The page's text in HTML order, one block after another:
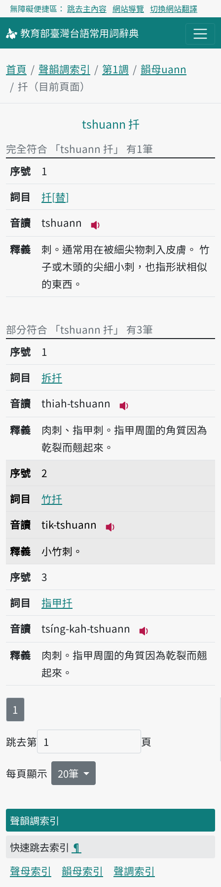
無障礙便捷區： 跳去主內容 網站導覽 切換網站翻譯
教育部臺灣台語常用詞辭典
首頁 聲韻調索引 第1調
韻母uann
扦（目前頁面）
主內容區塊
tshuann 扦
完全符合 「tshuann 扦」 有1筆
序號1扦
序號
1
詞目
扦 替
音讀
tshuann
播放音讀tshuann
釋義 刺。通常用在被細尖物刺入皮膚。 竹
子或木頭的尖細小刺，也指形狀相似
的東西。
部分符合 「tshuann 扦」 有3筆
序號1拆扦
序號
1
詞目
拆扦
音讀
thiah-tshuann
播放音讀thiah-
釋義
肉刺、指甲刺。指甲周圍的角質因為
乾裂而翹起來。
序號2竹扦
序號
2
詞目
竹扦
音讀
tik-tshuann
釋義
小竹刺。
序號3指甲扦
序號
3
詞目
指甲扦
音讀
tsíng-kah-tshuann
播放音讀tsíng-
釋義
肉刺。指甲周圍的角質因為乾裂而翹
起來。
第
1
跳去第
頁碼
頁
每頁顯示 20筆
聲韻調索引
快速跳去索引 ¶
聲母索引
韻母索引 聲調索引